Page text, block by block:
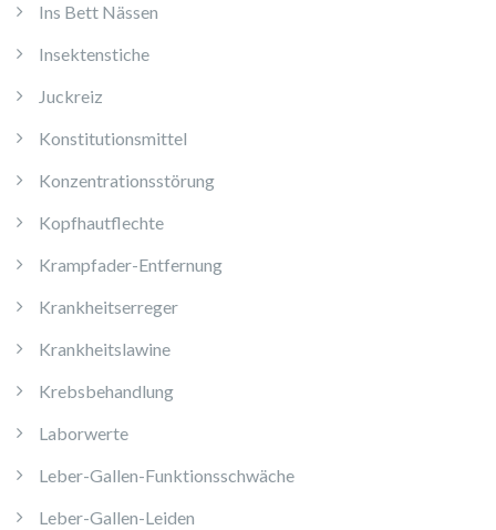
Ins Bett Nässen
Insektenstiche
Juckreiz
Konstitutionsmittel
Konzentrationsstörung
Kopfhautflechte
Krampfader-Entfernung
Krankheitserreger
Krankheitslawine
Krebsbehandlung
Laborwerte
Leber-Gallen-Funktionsschwäche
Leber-Gallen-Leiden